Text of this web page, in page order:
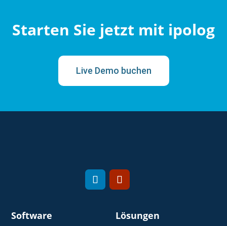
Starten Sie jetzt mit ipolog
Live Demo buchen
Software Lösungen